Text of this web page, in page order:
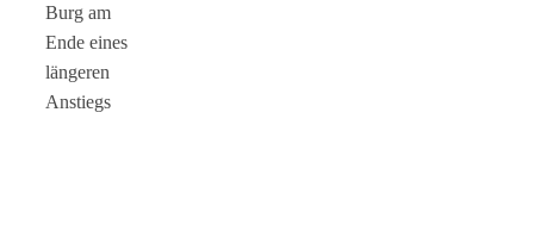
Burg am
Ende eines
längeren
Anstiegs